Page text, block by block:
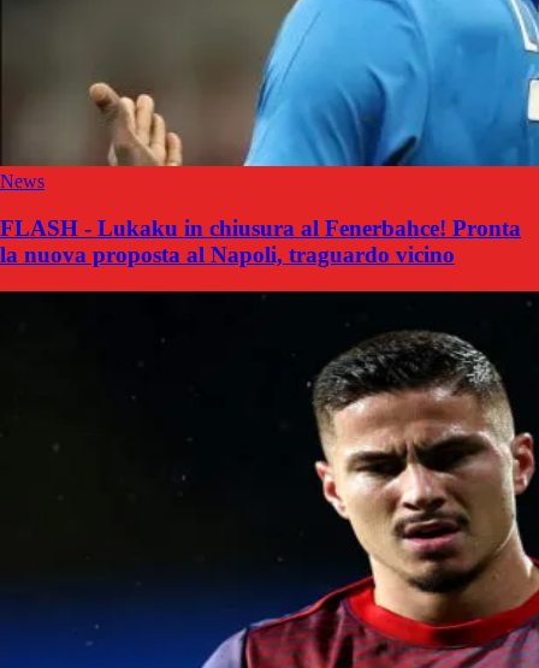
News
FLASH - Lukaku in chiusura al Fenerbahce! Pronta
la nuova proposta al Napoli, traguardo vicino